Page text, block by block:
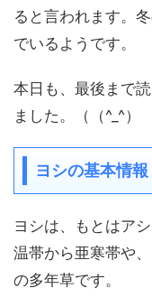
ると言われます。
でいるようです。
本日も、最後まで
ました。（（^_^）
ヨシの基本情
ヨシは、もとはア
温帯から亜寒帯や
の多年草です。